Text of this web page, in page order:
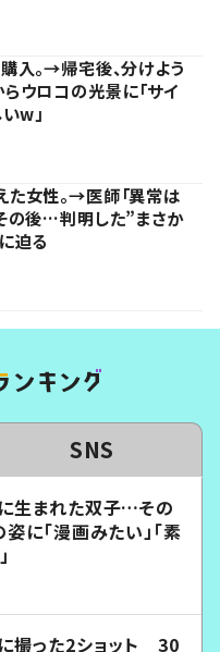
入。→帰宅後、分けよう
ロコの光景に「サイ
w」
女性。→医師「異常は
の後…判明した”まさか
迫る
SNS
生まれた双子…その
に「漫画みたい」「素
撮った2ショット 30